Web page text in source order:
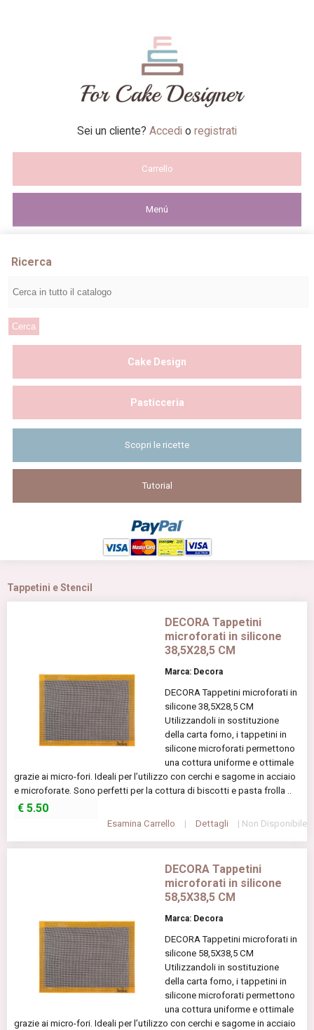
Sei un cliente? Accedi o registrati
Carrello
Menú
Ricerca
Cake Design
Pasticceria
Scopri le ricette
Tutorial
Tappetini e Stencil
DECORA Tappetini
microforati in silicone
38,5X28,5 CM
Marca: Decora
DECORA Tappetini microforati in
silicone 38,5X28,5 CM
Utilizzandoli in sostituzione
della carta forno, i tappetini in
silicone microforati permettono
una cottura uniforme e ottimale
grazie ai micro-fori. Ideali per l’utilizzo con cerchi e sagome in acciaio
e microforate. Sono perfetti per la cottura di biscotti e pasta frolla ..
€ 5.50
Esamina Carrello | Dettagli | Non Disponibile
DECORA Tappetini
microforati in silicone
58,5X38,5 CM
Marca: Decora
DECORA Tappetini microforati in
silicone 58,5X38,5 CM
Utilizzandoli in sostituzione
della carta forno, i tappetini in
silicone microforati permettono
una cottura uniforme e ottimale
grazie ai micro-fori. Ideali per l’utilizzo con cerchi e sagome in acciaio